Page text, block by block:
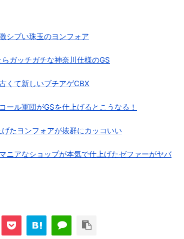
シブい珠玉のヨンフォア
ガッチガチな神奈川仕様のGS
くて新しいブチアゲCBX
ール軍団がGSを仕上げるとこうなる！
たヨンフォアが抜群にカッコいい
ニアなショップが本気で仕上げたゼファーがヤバ